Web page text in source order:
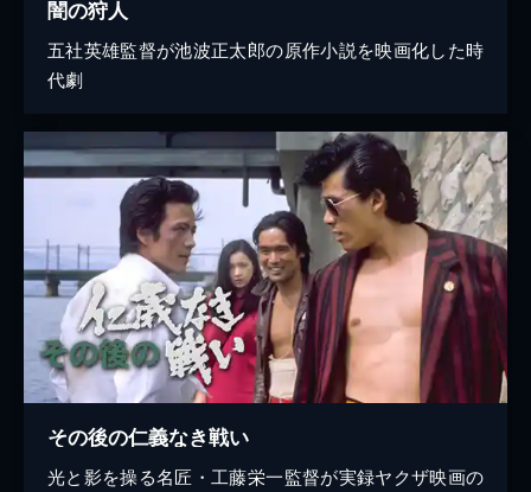
闇の狩人
五社英雄監督が池波正太郎の原作小説を映画化した時
代劇
その後の仁義なき戦い
光と影を操る名匠・工藤栄一監督が実録ヤクザ映画の